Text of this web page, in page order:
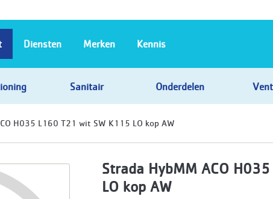
Sanitair Onderdelen
Diensten Merken Kennis
H035 L160 T21 wit SW K115 LO kop AW
Strada HybMM ACO
LO kop AW